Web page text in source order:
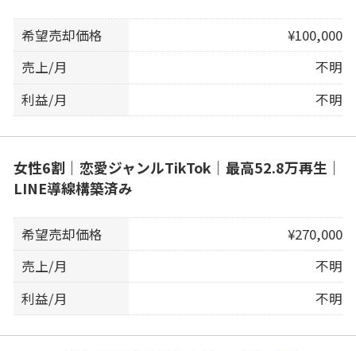
希望売却価格
¥100,000
売上/月
不明
利益/月
不明
女性6割｜恋愛ジャンルTikTok｜最高52.8万再生｜
LINE導線構築済み
希望売却価格
¥270,000
売上/月
不明
利益/月
不明